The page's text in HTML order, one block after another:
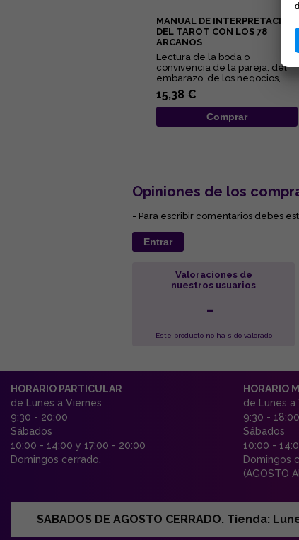
MANUAL DE INTERPRETACIÓN
DEL TAROT CON LOS 78
ARCANOS
Lectura de la boda o
convivencia de la pareja, del
embarazo, de los negocios,
del pleito, de la salud... Éstas...
15,38 €
Comprar
Opiniones de los
- Para escribir comentarios debes
Entrar
Valoraciones de
nuestros usuarios
-
Este producto no ha sido valorado
HORARIO PARTICULAR
de Lunes a Viernes
9:30 - 20:00
Sábados
10:00 - 14:00 y 17:00 - 20:00
Domingos cerrado.
HORARIO
de Lunes a
9:30 - 18:00
Sábados
10:00 -
Domingos
(AGOSTO
SABADOS DE AGOSTO CERRADO. Tienda: